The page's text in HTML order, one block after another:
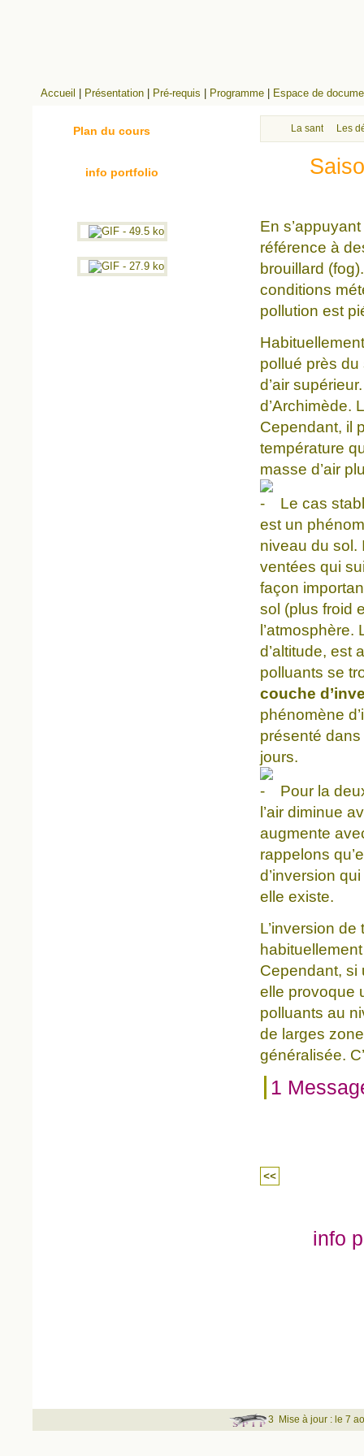
Accueil Présentation Pré-requis Programme Espace de
La santé des
Les
En
référence à
brouillard
conditions
pollution est
pollué près
d’air
d’Archimède.
Cependant, il
température
masse d’air
Le cas
est un
niveau du sol.
ventées qui
façon
sol (plus froid
d’altitude, est
polluants se
couche
phénomène
présenté
jours.
Pour la
l’air diminue
augmente
rappelons
d’inversion
elle existe.
L’inversion
Cependant, si
elle provoque
polluants au
de larges
généralisée.
1
<<
info
Plan du cours
info portfolio
3 Mise à jour : le 7